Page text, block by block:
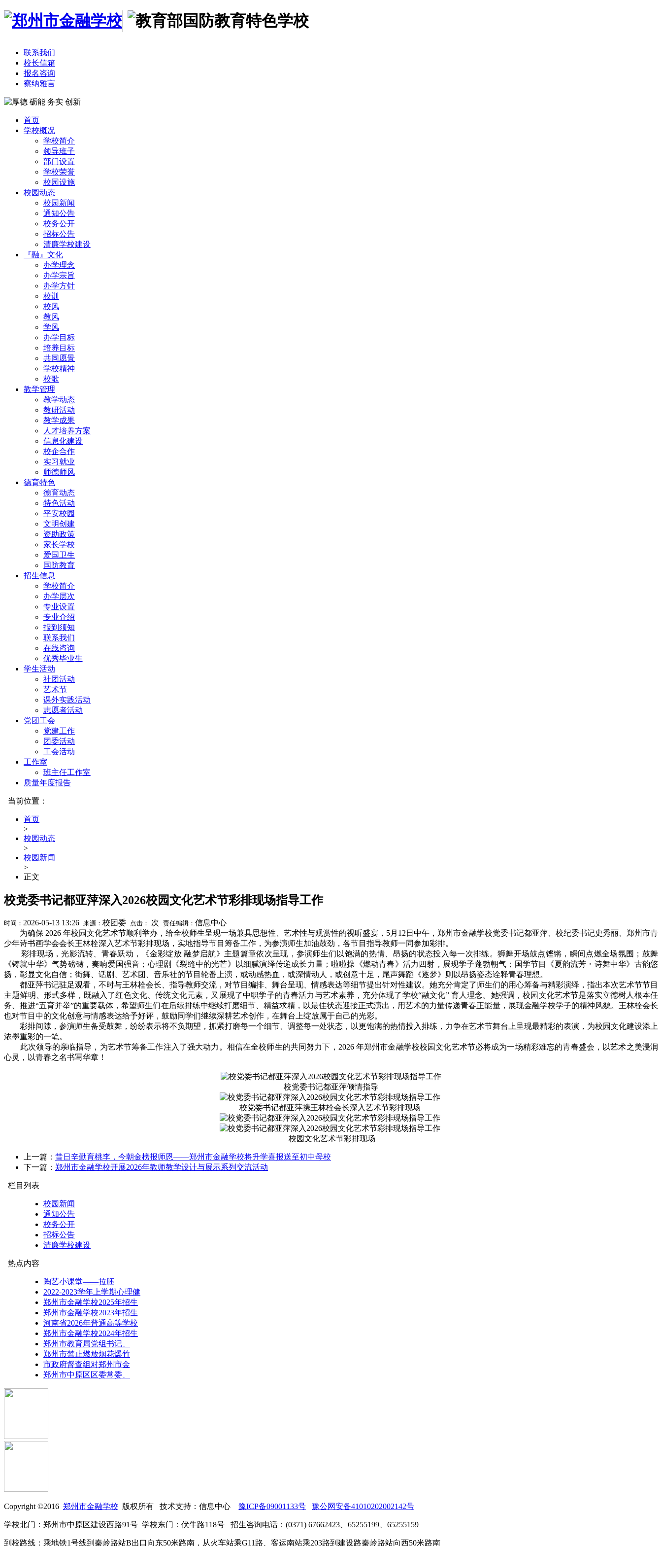
联系我们
校长信箱
报名咨询
察纳雅言
首页
学校概况
学校简介
领导班子
部门设置
学校荣誉
校园设施
校园动态
校园新闻
通知公告
校务公开
招标公告
清廉学校建设
『融』文化
办学理念
办学宗旨
办学方针
校训
校风
教风
学风
办学目标
培养目标
共同愿景
学校精神
校歌
教学管理
教学动态
教研活动
教学成果
人才培养方案
信息化建设
校企合作
实习就业
师德师风
德育特色
德育动态
特色活动
平安校园
文明创建
资助政策
家长学校
爱国卫生
国防教育
招生信息
学校简介
办学层次
专业设置
专业介绍
报到须知
联系我们
在线咨询
优秀毕业生
学生活动
社团活动
艺术节
课外实践活动
志愿者活动
党团工会
党建工作
团委活动
工会活动
工作室
班主任工作室
质量年度报告
当前位置：
首页
>
校园动态
>
校园新闻
>
正文
校党委书记都亚萍深入2026校园文化艺术节彩排现场指导工作
时间： 2026-05-13 13:26 来源： 校团委 点击： 次 责任编辑： 信息中心
为确保 2026 年校园文化艺术节顺利举办，给全校师生呈现一场兼具思想性、艺术性与观赏性的视听盛宴，5月12日中午，郑州市金融学校党委书记都亚萍、校纪委书记史秀丽、郑州市青
少年诗书画学会会长王林栓深入艺术节彩排现场，实地指导节目筹备工作，为参演师生加油鼓劲，各节目指导教师一同参加彩排。
彩排现场，光影流转、青春跃动，《金彩绽放 融梦启航》主题篇章依次呈现，参演师生们以饱满的热情、昂扬的状态投入每一次排练。狮舞开场鼓点铿锵，瞬间点燃全场氛围；鼓舞
《铸就中华》气势磅礴，奏响爱国强音；心理剧《裂缝中的光芒》以细腻演绎传递成长力量；啦啦操《燃动青春》活力四射，展现学子蓬勃朝气；国学节目《夏韵流芳・诗舞中华》古韵悠
扬，彰显文化自信；街舞、话剧、艺术团、音乐社的节目轮番上演，或动感热血，或深情动人，或创意十足，尾声舞蹈《逐梦》则以昂扬姿态诠释青春理想。
都亚萍书记驻足观看，不时与王林栓会长、指导教师交流，对节目编排、舞台呈现、情感表达等细节提出针对性建议。她充分肯定了师生们的用心筹备与精彩演绎，指出本次艺术节节目
主题鲜明、形式多样，既融入了红色文化、传统文化元素，又展现了中职学子的青春活力与艺术素养，充分体现了学校“融文化” 育人理念。她强调，校园文化艺术节是落实立德树人根本任
务、推进“五育并举”的重要载体，希望师生们在后续排练中继续打磨细节、精益求精，以最佳状态迎接正式演出，用艺术的力量传递青春正能量，展现金融学校学子的精神风貌。王林栓会长
也对节目中的文化创意与情感表达给予好评，鼓励同学们继续深耕艺术创作，在舞台上绽放属于自己的光彩。
彩排间隙，参演师生备受鼓舞，纷纷表示将不负期望，抓紧打磨每一个细节、调整每一处状态，以更饱满的热情投入排练，力争在艺术节舞台上呈现最精彩的表演，为校园文化建设添上
浓墨重彩的一笔。
此次领导的亲临指导，为艺术节筹备工作注入了强大动力。相信在全校师生的共同努力下，2026 年郑州市金融学校校园文化艺术节必将成为一场精彩难忘的青春盛会，以艺术之美浸润
心灵，以青春之名书写华章！
校党委书记都亚萍倾情指导
校党委书记都亚萍携王林栓会长深入艺术节彩排现场
校园文化艺术节彩排现场
上一篇： 昔日辛勤育桃李，今朝金榜报师恩——郑州市金融学校将升学喜报送至初中母校
下一篇： 郑州市金融学校开展2026年教师教学设计与展示系列交流活动
栏目列表
校园新闻
通知公告
校务公开
招标公告
清廉学校建设
热点内容
陶艺小课堂——拉胚
2022-2023学年上学期心理健
郑州市金融学校2025年招生
郑州市金融学校2023年招生
河南省2026年普通高等学校
郑州市金融学校2024年招生
郑州市教育局党组书记、
郑州市禁止燃放烟花爆竹
市政府督查组对郑州市金
郑州市中原区区委常委、
Copyright ©2016 郑州市金融学校 版权所有 技术支持：信息中心 豫ICP备09001133号 豫公网安备41010202002142号
学校北门：郑州市中原区建设西路91号 学校东门：伏牛路118号 招生咨询电话：(0371) 67662423、65255199、65255159
到校路线：乘地铁1号线到秦岭路站B出口向东50米路南，从火车站乘G11路、客运南站乘203路到建设路秦岭路站向西50米路南